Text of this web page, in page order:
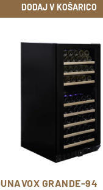
DODAJ V KOŠARICO
GRANDE-94